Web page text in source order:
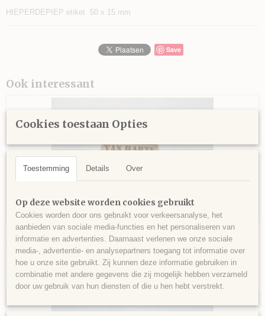
HIEPERDEPIEP etiket 50 x 15 mm
Save
Ook interessant
Kraft sticker, van harte gefeliciteerd, per stuk
€ 0,10
Cookies toestaan Opties
Toestemming Details Over
Op deze website worden cookies gebruikt
Cookies worden door ons gebruikt voor verkeersanalyse, het
aanbieden van sociale media-functies en het personaliseren van
informatie en advertenties. Daarnaast verlenen we onze sociale
media-, advertentie- en analysepartners toegang tot informatie over
hoe u onze site gebruikt. Zij kunnen deze informatie gebruiken in
combinatie met andere gegevens die zij mogelijk hebben verzameld
door uw gebruik van hun diensten of die u hen hebt verstrekt.